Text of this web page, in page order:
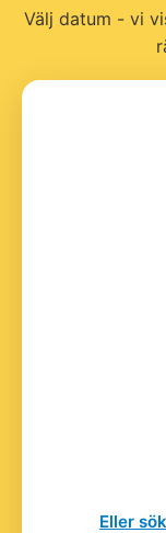
Välj datum - vi
Eller